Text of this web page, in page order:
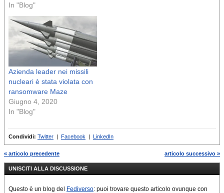
passato il fatto che la Corea
del Nord stesse dietro agli
attacchi veniva detto in
maniera implicita, ora la
Corea del Sud l’ha
affermato apertamente. n
L’indagine…
In "Blog"
Azienda leader nei missili
nucleari è stata violata con
ransomware Maze
Giugno 4, 2020
In "Blog"
Condividi: Twitter | Facebook | LinkedIn
« articolo precedente articolo successivo »
UNISCITI ALLA DISCUSSIONE
Questo è un blog del Fediverso: puoi trovare questo articolo ovunque con